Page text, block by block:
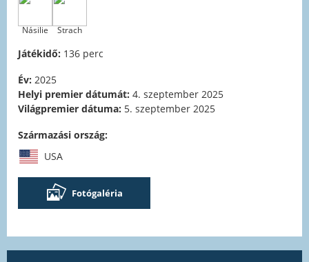
Násilie Strach
Játékidő: 136 perc
Év: 2025
Helyi premier dátumát: 4. szeptember 2025
Világpremier dátuma: 5. szeptember 2025
Származási ország:
USA
Fotógaléria